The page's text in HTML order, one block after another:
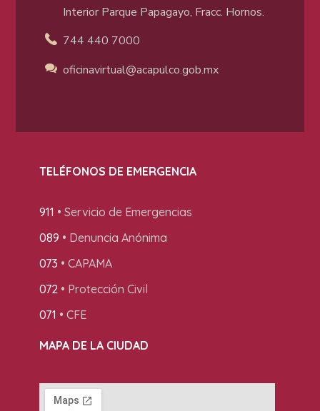
Interior Parque Papagayo, Fracc. Hornos.
744 440 7000
oficinavirtual@acapulco.gob.mx
TELÉFONOS DE EMERGENCIA
911 • Servicio de Emergencias
089 • Denuncia Anónima
073 • CAPAMA
072• Protección Civil
071 • CFE
MAPA DE LA CIUDAD